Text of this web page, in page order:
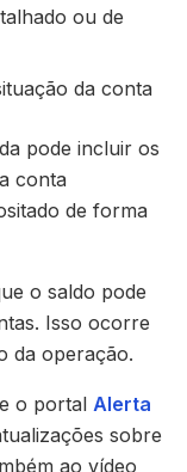
ou de
da conta
pode incluir os
conta
de forma
o saldo pode
Isso ocorre
da operação.
o portal Alerta
sobre
ao vídeo